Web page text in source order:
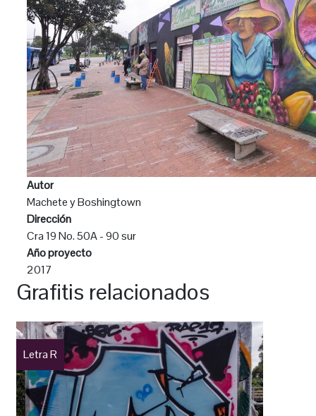
Autor
Machete y Boshingtown
Dirección
Cra 19 No. 50A - 90 sur
Año proyecto
2017
Grafitis relacionados
Letra R